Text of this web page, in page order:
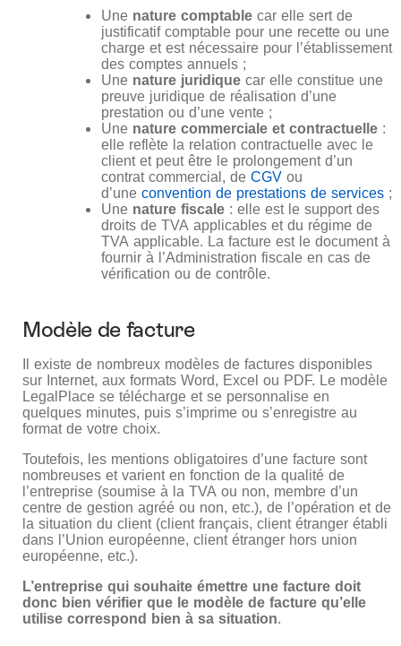
Une nature comptable car elle sert de
justificatif comptable pour une recette ou une
charge et est nécessaire pour l’établissement
des comptes annuels ;
Une nature juridique car elle constitue une
preuve juridique de réalisation d’une
prestation ou d’une vente ;
Une nature commerciale et contractuelle :
elle reflète la relation contractuelle avec le
client et peut être le prolongement d’un
contrat commercial, de CGV ou
d’une convention de prestations de services ;
Une nature fiscale : elle est le support des
droits de TVA applicables et du régime de
TVA applicable. La facture est le document à
fournir à l’Administration fiscale en cas de
vérification ou de contrôle.
Modèle de facture
Il existe de nombreux modèles de factures disponibles
sur Internet, aux formats Word, Excel ou PDF. Le modèle
LegalPlace se télécharge et se personnalise en
quelques minutes, puis s’imprime ou s’enregistre au
format de votre choix.
Toutefois, les mentions obligatoires d’une facture sont
nombreuses et varient en fonction de la qualité de
l’entreprise (soumise à la TVA ou non, membre d’un
centre de gestion agréé ou non, etc.), de l’opération et de
la situation du client (client français, client étranger établi
dans l’Union européenne, client étranger hors union
européenne, etc.).
L’entreprise qui souhaite émettre une facture doit
donc bien vérifier que le modèle de facture qu’elle
utilise correspond bien à sa situation.